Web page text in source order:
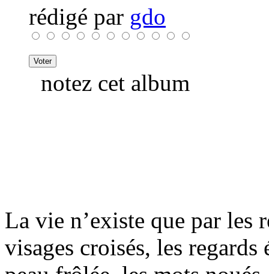
rédigé par gdo
notez cet album
La vie n’existe que par les
visages croisés, les regards